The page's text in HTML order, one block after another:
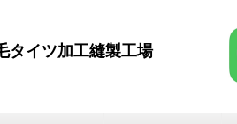
タイツ加工縫製工場